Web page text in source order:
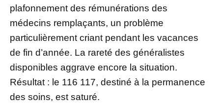
plafonnement des rémunérations des
médecins remplaçants, un problème
particulièrement criant pendant les vacances
de fin d’année. La rareté des généralistes
disponibles aggrave encore la situation.
Résultat : le 116 117, destiné à la permanence
des soins, est saturé.